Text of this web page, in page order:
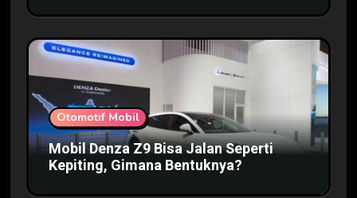
Otomotif Mobil
Mobil Denza Z9 Bisa Jalan Seperti
Kepiting, Gimana Bentuknya?